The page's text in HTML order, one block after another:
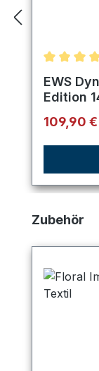
EWS
Edition
109,90 €
Produktgalerie
Zubehör